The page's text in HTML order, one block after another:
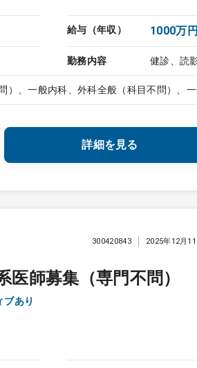
給与（年収） 1000万
勤務内容 健診、読
）、一般内科、外科全般（科目不問）、
詳細を見る
師募集（専門不問）
ィブあり
300420843 2025年12月